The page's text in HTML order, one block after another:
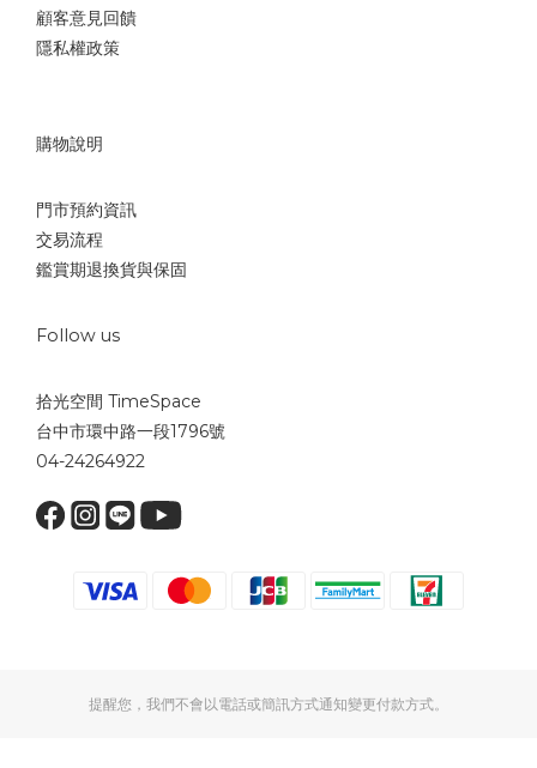
顧客意見回饋
隱私權政策
購物說明
門市預約資訊
交易流程
鑑賞期退換貨與保固
Follow us
拾光空間 TimeSpace
台中市環中路一段1796號
04-24264922
提醒您，我們不會以電話或簡訊方式通知變更付款方式。